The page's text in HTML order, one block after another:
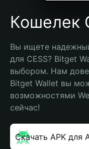
Кошелек
Вы ищете
для CESS? Bitget
выбором. Нам
Bitget Wallet вы
возможностями
сейчас!
Скачать APK для